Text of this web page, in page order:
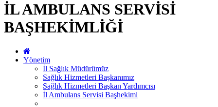
İL AMBULANS SERVİSİ
BAŞHEKİMLİĞİ
Yönetim
İl Sağlık Müdürümüz
Sağlık Hizmetleri Başkanımız
Sağlık Hizmetleri Başkan Yardımcısı
İl Ambulans Servisi Başhekimi